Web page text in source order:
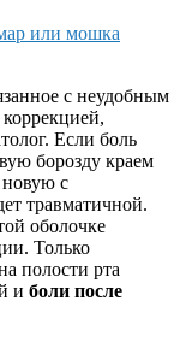
или мошка
с неудобным
Если боль
борозду краем
новую с
травматичной.
оболочке
Только
полости рта
и боли после